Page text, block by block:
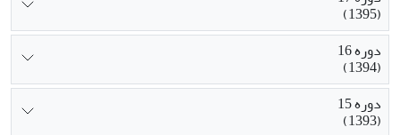
(1395)
دوره 16
(1394)
دوره 15
(1393)